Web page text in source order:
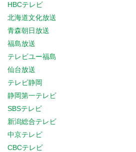
HBCテレビ
北海道文化放送
青森朝日放送
福島放送
テレビユー福島
仙台放送
テレビ静岡
静岡第一テレビ
SBSテレビ
新潟総合テレビ
中京テレビ
CBCテレビ